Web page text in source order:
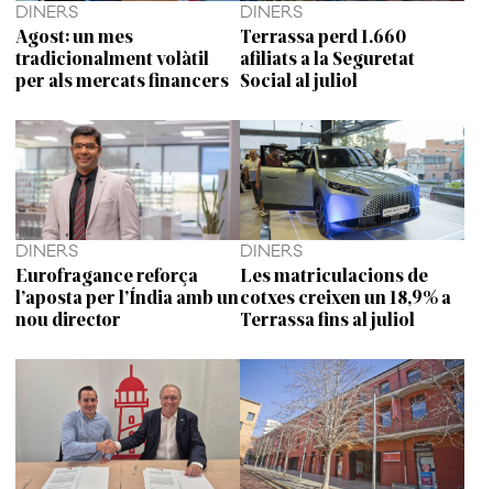
DINERS
Agost: un mes
tradicionalment volàtil
per als mercats financers
DINERS
Terrassa perd 1.660
afiliats a la Seguretat
Social al juliol
DINERS
Eurofragance reforça
l’aposta per l’Índia amb un
nou director
DINERS
Les matriculacions de
cotxes creixen un 18,9% a
Terrassa fins al juliol